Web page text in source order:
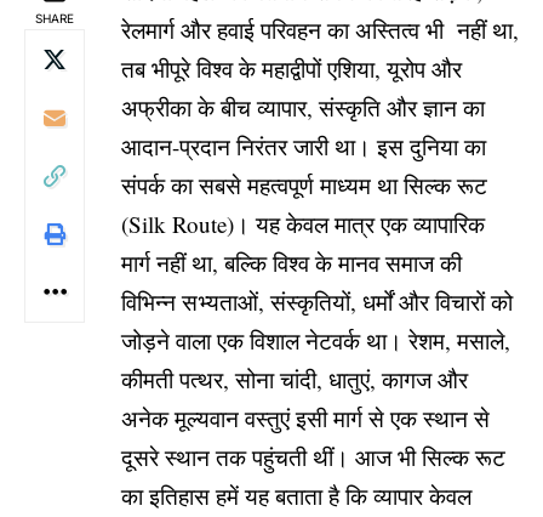
SHARE
रेलमार्ग और हवाई परिवहन का अस्तित्व भी नहीं था,
तब भीपूरे विश्व के महाद्वीपों एशिया, यूरोप और
अफ्रीका के बीच व्यापार, संस्कृति और ज्ञान का
आदान-प्रदान निरंतर जारी था। इस दुनिया का
संपर्क का सबसे महत्वपूर्ण माध्यम था सिल्क रूट
(Silk Route)। यह केवल मात्र एक व्यापारिक
मार्ग नहीं था, बल्कि विश्व के मानव समाज की
विभिन्न सभ्यताओं, संस्कृतियों, धर्मों और विचारों को
जोड़ने वाला एक विशाल नेटवर्क था। रेशम, मसाले,
कीमती पत्थर, सोना चांदी, धातुएं, कागज और
अनेक मूल्यवान वस्तुएं इसी मार्ग से एक स्थान से
दूसरे स्थान तक पहुंचती थीं। आज भी सिल्क रूट
का इतिहास हमें यह बताता है कि व्यापार केवल